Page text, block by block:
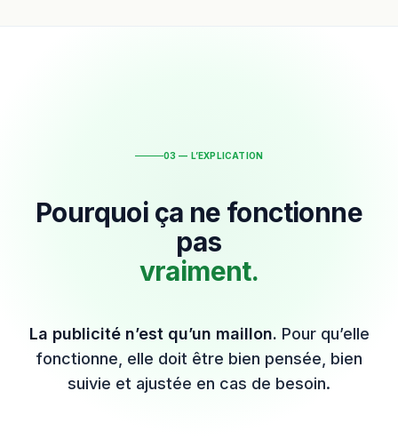
03 — L’EXPLICATION
Pourquoi ça ne fonctionne
pas
vraiment.
La publicité n’est qu’un maillon. Pour qu’elle
fonctionne, elle doit être bien pensée, bien
suivie et ajustée en cas de besoin.